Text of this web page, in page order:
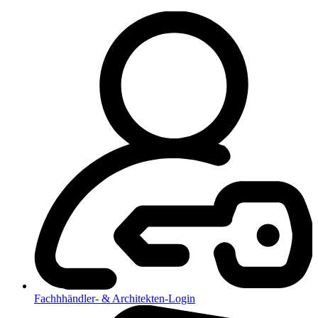
Fachhhändler- & Architekten-Login